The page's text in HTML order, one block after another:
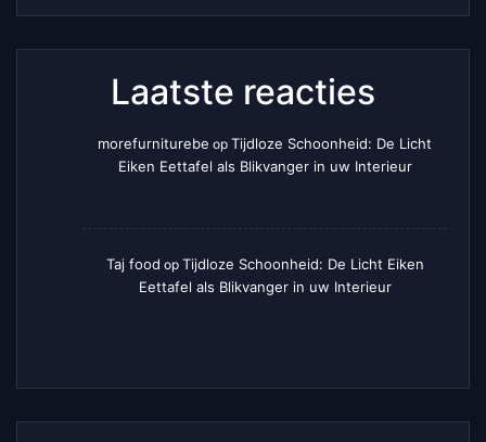
Laatste reacties
morefurniturebe op Tijdloze Schoonheid: De Licht
Eiken Eettafel als Blikvanger in uw Interieur
Taj food op Tijdloze Schoonheid: De Licht Eiken
Eettafel als Blikvanger in uw Interieur